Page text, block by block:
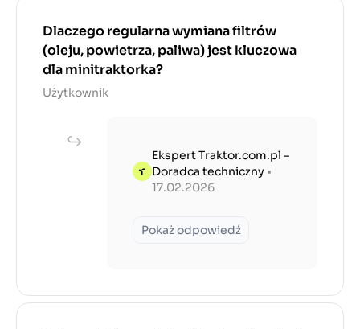
Dlaczego regularna wymiana filtrów
(oleju, powietrza, paliwa) jest kluczowa
dla minitraktorka?
Użytkownik
Ekspert Traktor.com.pl –
Doradca techniczny •
17.02.2026
Pokaż odpowiedź